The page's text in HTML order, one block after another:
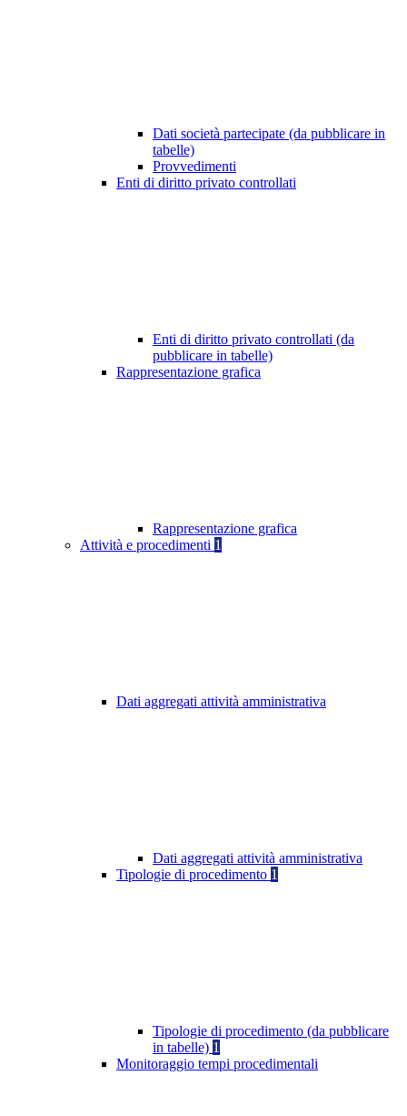
Dati società partecipate (da pubblicare in
tabelle)
Provvedimenti
Enti di diritto privato controllati
Enti di diritto privato controllati (da
pubblicare in tabelle)
Rappresentazione grafica
Rappresentazione grafica
Attività e procedimenti 1
Dati aggregati attività amministrativa
Dati aggregati attività amministrativa
Tipologie di procedimento 1
Tipologie di procedimento (da pubblicare
in tabelle) 1
Monitoraggio tempi procedimentali